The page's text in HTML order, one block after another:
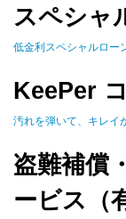
スペシャ
低金利スペシャルロー
KeePer
汚れを弾いて、キレイ
盗難補償
ービス（